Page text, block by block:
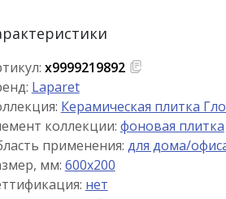
х9999219892
Laparet
Керамическая плитка
коллекции: фоновая плитка
применения: для дома/
мм: 600x200
нет